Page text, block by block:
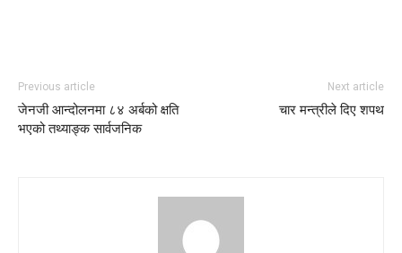
Previous article
जेनजी आन्दोलनमा ८४ अर्बको क्षति
भएको तथ्याङ्क सार्वजनिक
Next article
चार मन्त्रीले दिए शपथ